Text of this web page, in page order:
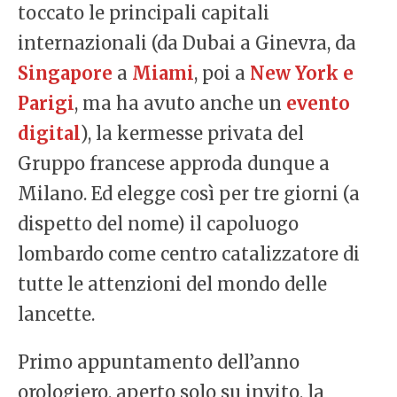
toccato le principali capitali
internazionali (da Dubai a Ginevra, da
Singapore a Miami, poi a New York e
Parigi, ma ha avuto anche un evento
digital), la kermesse privata del
Gruppo francese approda dunque a
Milano. Ed elegge così per tre giorni (a
dispetto del nome) il capoluogo
lombardo come centro catalizzatore di
tutte le attenzioni del mondo delle
lancette.
Primo appuntamento dell’anno
orologiero, aperto solo su invito, la